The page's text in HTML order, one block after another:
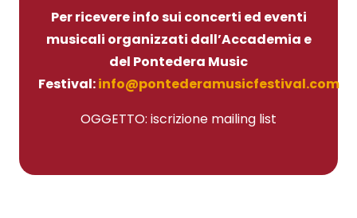
Per ricevere info sui concerti ed eventi
musicali organizzati dall’Accademia e
del Pontedera Music
Festival:info@pontederamusicfestival.com
OGGETTO: iscrizione mailing list